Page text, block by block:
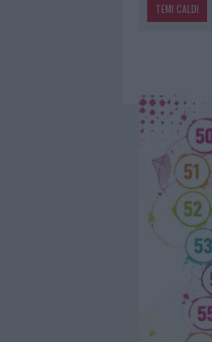
TEMI CALDI
8 AGOSTO